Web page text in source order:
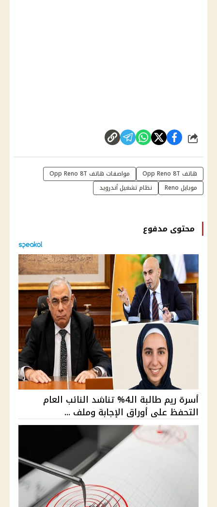
شارك
هاتف Opp Reno 8T
مواصفات هاتف Opp Reno 8T
موبايل Reno
نظام تشغيل أندرويد
محتوى مدفوع
أسرة ريم طالبة الـ4% تناشد النائب العام
التحفظ على أوراق الإجابة وملف ...